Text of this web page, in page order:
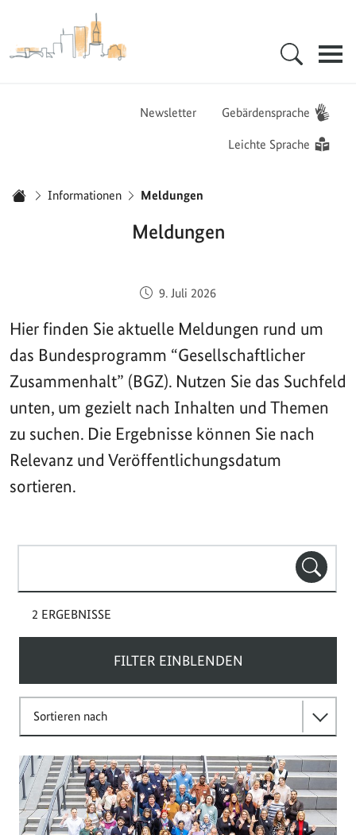
Zur Startseite - BGZ - Bundesamt für Migration und Flüchtlinge
Newsletter Gebärdensprache
Leichte Sprache
Informationen Meldungen
Meldungen
Veröffentlicht am:
9. Juli 2026
Hier finden Sie aktuelle Meldungen rund um
das Bundesprogramm “Gesellschaftlicher
Zusammenhalt” (BGZ). Nutzen Sie das Suchfeld
unten, um gezielt nach Inhalten und Themen
zu suchen. Die Ergebnisse können Sie nach
Relevanz und Veröffentlichungsdatum
sortieren.
2 ERGEBNISSE
FILTER EINBLENDEN
Sortieren nach